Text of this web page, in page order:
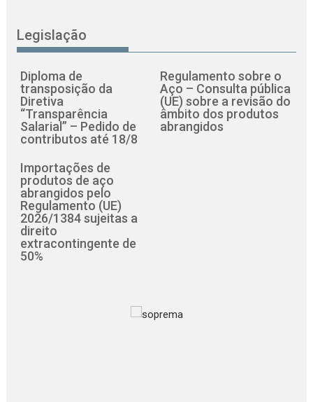
Legislação
Diploma de
transposição da
Diretiva
“Transparência
Salarial” – Pedido de
contributos até 18/8
Regulamento sobre o
Aço – Consulta pública
(UE) sobre a revisão do
âmbito dos produtos
abrangidos
Importações de
produtos de aço
abrangidos pelo
Regulamento (UE)
2026/1384 sujeitas a
direito
extracontingente de
50%